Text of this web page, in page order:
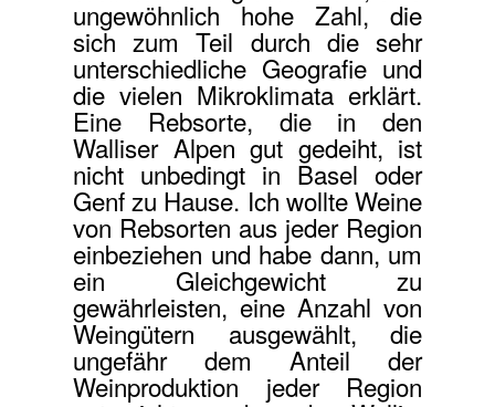
ungewöhnlich hohe Zahl, die
sich zum Teil durch die sehr
unterschiedliche Geografie und
die vielen Mikroklimata erklärt.
Eine Rebsorte, die in den
Walliser Alpen gut gedeiht, ist
nicht unbedingt in Basel oder
Genf zu Hause. Ich wollte Weine
von Rebsorten aus jeder Region
einbeziehen und habe dann, um
ein Gleichgewicht zu
gewährleisten, eine Anzahl von
Weingütern ausgewählt, die
ungefähr dem Anteil der
Weinproduktion jeder Region